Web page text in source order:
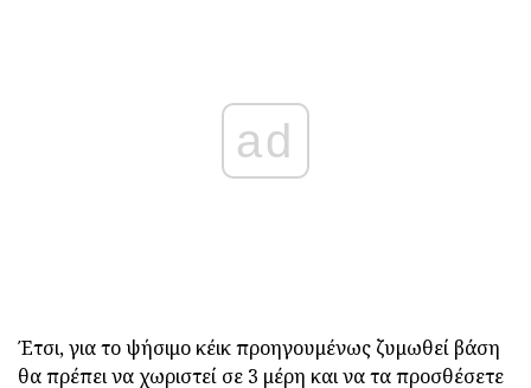
ad
Έτσι, για το ψήσιμο κέικ προηγουμένως ζυμωθεί βάση
θα πρέπει να χωριστεί σε 3 μέρη και να τα προσθέσετε